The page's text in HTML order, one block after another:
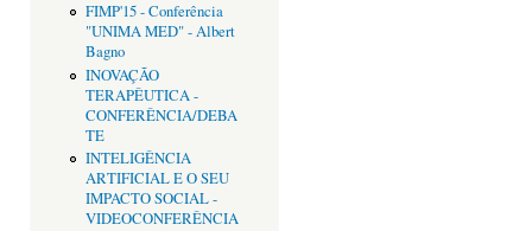
FIMP'15 - Conferência
"UNIMA MED" - Albert
Bagno
INOVAÇÃO
TERAPÊUTICA -
CONFERÊNCIA/DEBA
TE
INTELIGÊNCIA
ARTIFICIAL E O SEU
IMPACTO SOCIAL -
VIDEOCONFERÊNCIA